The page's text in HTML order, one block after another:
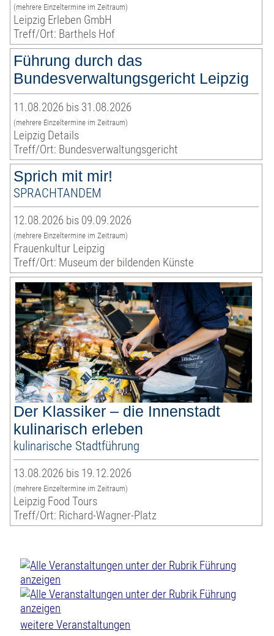
(mehrere Einzeltermine im Zeitraum)
Leipzig Erleben GmbH
Treff/Ort: Barthels Hof
Führung durch das
Bundesverwaltungsgericht Leipzig
11.08.2026 bis 31.08.2026
(mehrere Einzeltermine im Zeitraum)
Leipzig Details
Treff/Ort: Bundesverwaltungsgericht
Sprich mit mir!
SPRACHTANDEM
12.08.2026 bis 09.09.2026
(mehrere Einzeltermine im Zeitraum)
Frauenkultur Leipzig
Treff/Ort: Museum der bildenden Künste
Der Klassiker – die Innenstadt
kulinarisch erleben
kulinarische Stadtführung
13.08.2026 bis 19.12.2026
(mehrere Einzeltermine im Zeitraum)
Leipzig Food Tours
Treff/Ort: Richard-Wagner-Platz
weitere Veranstaltungen